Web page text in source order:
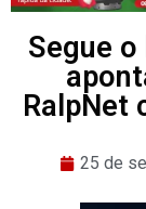
Segue
RalpNet
25 de